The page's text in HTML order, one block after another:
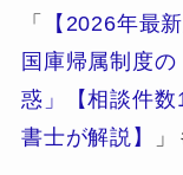
「
【2026年最
国庫帰属制度
惑」【相談件
書士が解説】